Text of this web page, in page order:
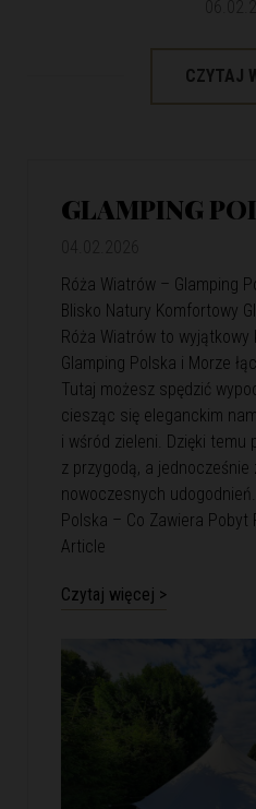
CZYTAJ
GLAMPING
Róża Wiatrów – Glamping
Blisko Natury Komfortowy
Róża Wiatrów to wyjątkowy
Glamping Polska i Morze
Tutaj możesz spędzić
ciesząc się eleganckim
i wśród zieleni. Dzięki temu
z przygodą, a jednocześnie
nowoczesnych
Polska – Co Zawiera Pobyt
Article
Czytaj więcej >